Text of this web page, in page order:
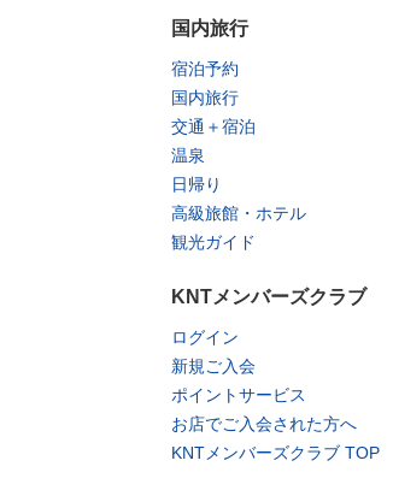
国内旅行
宿泊予約
国内旅行
交通＋宿泊
温泉
日帰り
高級旅館・ホテル
観光ガイド
KNTメンバーズクラブ
ログイン
新規ご入会
ポイントサービス
お店でご入会された方へ
KNTメンバーズクラブ TOP